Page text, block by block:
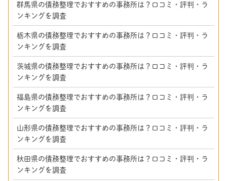
群馬県の債務整理でおすすめの事務所は？口コミ・評判・ラ
ンキングを調査
栃木県の債務整理でおすすめの事務所は？口コミ・評判・ラ
ンキングを調査
茨城県の債務整理でおすすめの事務所は？口コミ・評判・ラ
ンキングを調査
福島県の債務整理でおすすめの事務所は？口コミ・評判・ラ
ンキングを調査
山形県の債務整理でおすすめの事務所は？口コミ・評判・ラ
ンキングを調査
秋田県の債務整理でおすすめの事務所は？口コミ・評判・ラ
ンキングを調査